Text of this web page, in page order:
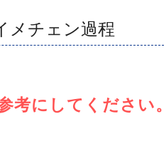
メチェン過程
考にしてください。